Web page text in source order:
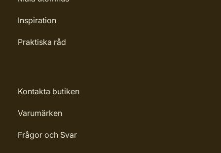
Inspiration
Praktiska råd
Kontakta butiken
Varumärken
Frågor och Svar